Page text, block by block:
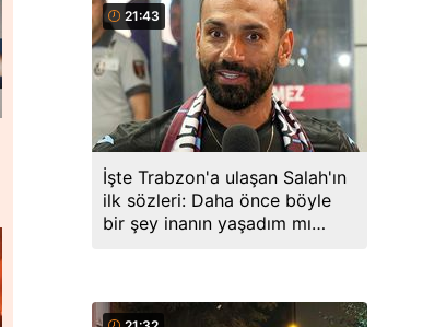
21:43
İşte Trabzon'a ulaşan Salah'ın
ilk sözleri: Daha önce böyle
bir şey inanın yaşadım mı